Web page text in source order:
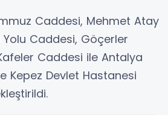
Caddesi, Mehmet Atay
Yolu Caddesi, Göçerler
Caddesi ile Antalya
Kepez Devlet Hastanesi